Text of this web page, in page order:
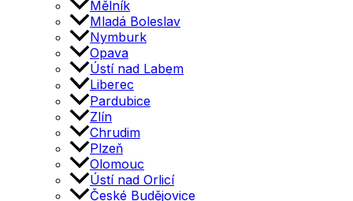
Mělník
Mladá Boleslav
Nymburk
Opava
Ústí nad Labem
Liberec
Pardubice
Zlín
Chrudim
Plzeň
Olomouc
Ústí nad Orlicí
České Budějovice